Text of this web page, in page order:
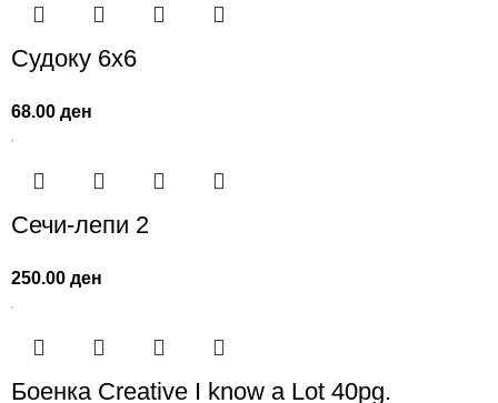
Судоку 6х6
68.00ден
Сечи-лепи 2
250.00ден
Боенка Creative I know a Lot 40pg.